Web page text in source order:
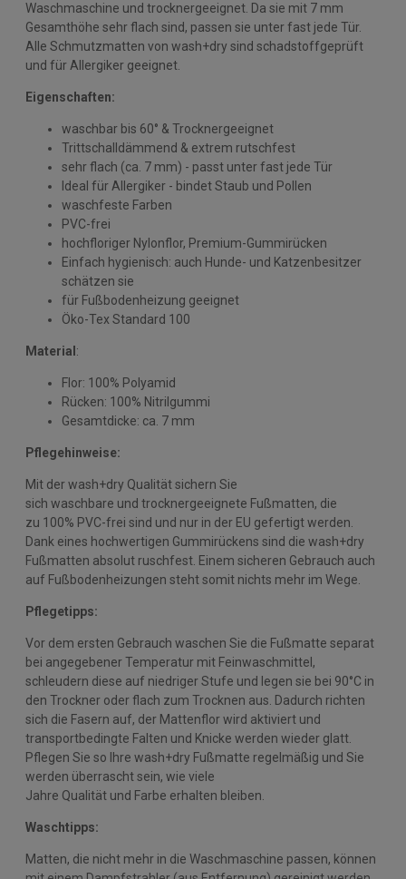
Waschmaschine und trocknergeeignet. Da sie mit 7 mm
Gesamthöhe sehr flach sind, passen sie unter fast jede Tür.
Alle Schmutzmatten von wash+dry sind schadstoffgeprüft
und für Allergiker geeignet.
Eigenschaften:
waschbar bis 60° & Trocknergeeignet
Trittschalldämmend & extrem rutschfest
sehr flach (ca. 7 mm) - passt unter fast jede Tür
Ideal für Allergiker - bindet Staub und Pollen
waschfeste Farben
PVC-frei
hochfloriger Nylonflor, Premium-Gummirücken
Einfach hygienisch: auch Hunde- und Katzenbesitzer
schätzen sie
für Fußbodenheizung geeignet
Öko-Tex Standard 100
Material :
Flor: 100% Polyamid
Rücken: 100% Nitrilgummi
Gesamtdicke: ca. 7 mm
Pflegehinweise:
Mit der wash+dry Qualität sichern Sie
sich waschbare und trocknergeeignete Fußmatten, die
zu 100% PVC-frei sind und nur in der EU gefertigt werden.
Dank eines hochwertigen Gummirückens sind die wash+dry
Fußmatten absolut ruschfest. Einem sicheren Gebrauch auch
auf Fußbodenheizungen steht somit nichts mehr im Wege.
Pflegetipps:
Vor dem ersten Gebrauch waschen Sie die Fußmatte separat
bei angegebener Temperatur mit Feinwaschmittel,
schleudern diese auf niedriger Stufe und legen sie bei 90°C in
den Trockner oder flach zum Trocknen aus. Dadurch richten
sich die Fasern auf, der Mattenflor wird aktiviert und
transportbedingte Falten und Knicke werden wieder glatt.
Pflegen Sie so Ihre wash+dry Fußmatte regelmäßig und Sie
werden überrascht sein, wie viele
Jahre Qualität und Farbe erhalten bleiben.
Waschtipps:
Matten, die nicht mehr in die Waschmaschine passen, können